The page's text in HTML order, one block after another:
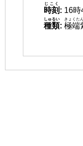
時刻
じこく
: 16時
種類
しゅるい
: 極端
きょくた